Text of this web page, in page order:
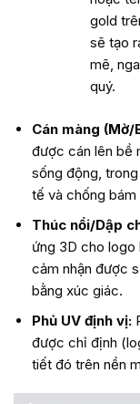
gold
sẽ tạo
mẽ,
quý.
Cán màng (Mờ/
được cán lên bề
sống động,
tế và chống
Thúc nổi/Dập
ứng 3D cho logo
cảm nhận được
bằng xúc giác.
Phủ UV định vị:
được chỉ định
tiết đó trên nền